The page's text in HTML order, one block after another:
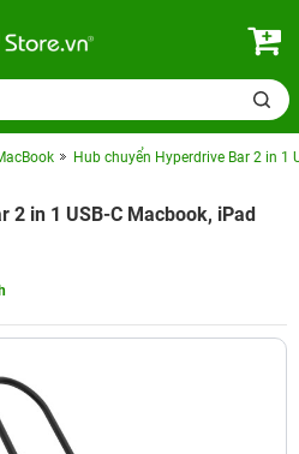
Hub chuyển Hyperdrive Bar 2 in 1
2 in 1 USB-C Macbook, iPad